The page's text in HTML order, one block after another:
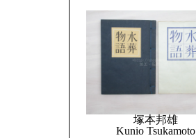
塚本邦雄
Kunio Tsukamoto